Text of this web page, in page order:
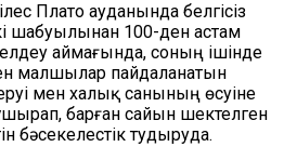
Плато ауданында белгісіз
шабуылынан 100-ден астам
аймағында, соның ішінде
малшылар пайдаланатын
мен халық санының өсуіне
барған сайын шектелген
бәсекелестік тудыруда.